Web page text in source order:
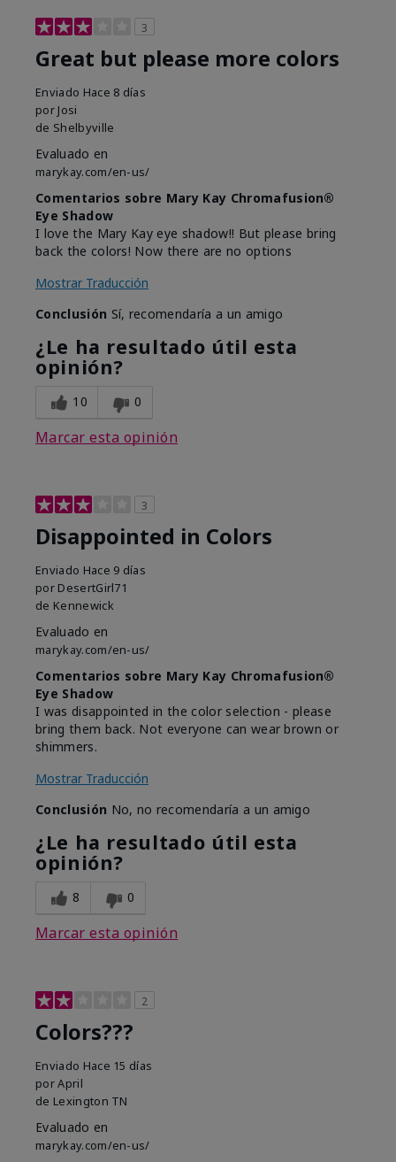
3
Great but please more colors
Enviado Hace 8 días
por Josi
de Shelbyville
Evaluado en
marykay.com/en-us/
Comentarios sobre Mary Kay Chromafusion®
Eye Shadow
I love the Mary Kay eye shadow!! But please bring
back the colors! Now there are no options
Mostrar Traducción
Conclusión Sí, recomendaría a un amigo
¿Le ha resultado útil esta
opinión?
10 0
Marcar esta opinión
3
Disappointed in Colors
Enviado Hace 9 días
por DesertGirl71
de Kennewick
Evaluado en
marykay.com/en-us/
Comentarios sobre Mary Kay Chromafusion®
Eye Shadow
I was disappointed in the color selection - please
bring them back. Not everyone can wear brown or
shimmers.
Mostrar Traducción
Conclusión No, no recomendaría a un amigo
¿Le ha resultado útil esta
opinión?
8 0
Marcar esta opinión
2
Colors???
Enviado Hace 15 días
porApril
de Lexington TN
Evaluado en
marykay.com/en-us/